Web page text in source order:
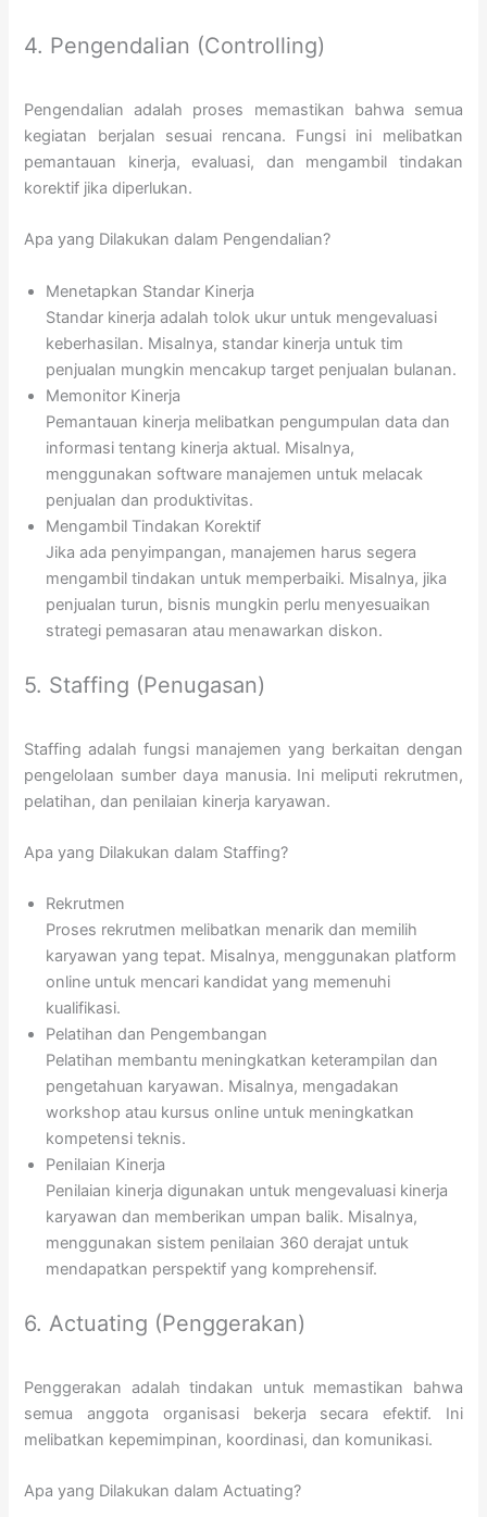
4. Pengendalian (Controlling)
Pengendalian adalah proses memastikan bahwa semua
kegiatan berjalan sesuai rencana. Fungsi ini melibatkan
pemantauan kinerja, evaluasi, dan mengambil tindakan
korektif jika diperlukan.
Apa yang Dilakukan dalam Pengendalian?
Menetapkan Standar Kinerja
Standar kinerja adalah tolok ukur untuk mengevaluasi
keberhasilan. Misalnya, standar kinerja untuk tim
penjualan mungkin mencakup target penjualan bulanan.
Memonitor Kinerja
Pemantauan kinerja melibatkan pengumpulan data dan
informasi tentang kinerja aktual. Misalnya,
menggunakan software manajemen untuk melacak
penjualan dan produktivitas.
Mengambil Tindakan Korektif
Jika ada penyimpangan, manajemen harus segera
mengambil tindakan untuk memperbaiki. Misalnya, jika
penjualan turun, bisnis mungkin perlu menyesuaikan
strategi pemasaran atau menawarkan diskon.
5. Staffing (Penugasan)
Staffing adalah fungsi manajemen yang berkaitan dengan
pengelolaan sumber daya manusia. Ini meliputi rekrutmen,
pelatihan, dan penilaian kinerja karyawan.
Apa yang Dilakukan dalam Staffing?
Rekrutmen
Proses rekrutmen melibatkan menarik dan memilih
karyawan yang tepat. Misalnya, menggunakan platform
online untuk mencari kandidat yang memenuhi
kualifikasi.
Pelatihan dan Pengembangan
Pelatihan membantu meningkatkan keterampilan dan
pengetahuan karyawan. Misalnya, mengadakan
workshop atau kursus online untuk meningkatkan
kompetensi teknis.
Penilaian Kinerja
Penilaian kinerja digunakan untuk mengevaluasi kinerja
karyawan dan memberikan umpan balik. Misalnya,
menggunakan sistem penilaian 360 derajat untuk
mendapatkan perspektif yang komprehensif.
6. Actuating (Penggerakan)
Penggerakan adalah tindakan untuk memastikan bahwa
semua anggota organisasi bekerja secara efektif. Ini
melibatkan kepemimpinan, koordinasi, dan komunikasi.
Apa yang Dilakukan dalam Actuating?